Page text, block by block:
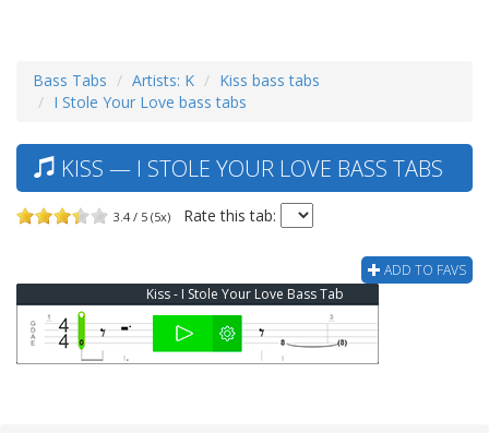
Bass Tabs Artists: K
Kiss bass tabs
I Stole Your Love bass tabs
KISS — I STOLE YOUR LOVE BASS TABS
3.4 / 5 (5x) Rate this tab:
ADD TO FAVS
Kiss - I Stole Your Love Bass Tab